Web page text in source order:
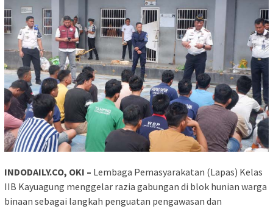
INDODAILY.CO, OKI – Lembaga Pemasyarakatan (Lapas) Kelas
IIB Kayuagung menggelar razia gabungan di blok hunian warga
binaan sebagai langkah penguatan pengawasan dan